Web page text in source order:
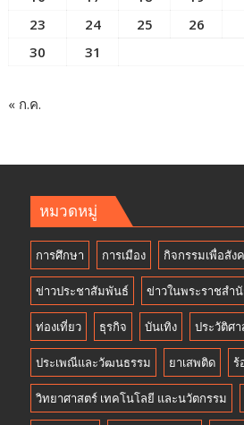
23
24 25 26
30
31
« ก.ค.
หมวดหมู่
การศึกษา การเมือง กิจกรรมเพื่อสัง
ข่าวประชาสัมพันธ์ ข่าวในพระราชสำ
ท่องเที่ยว ธุรกิจ บันเทิง ประวัติศ
ประเพณีและวัฒนธรรม ยาเสพติด ร้
วิทยาศาสตร์ เทคโนโลยี และนวัตกรรม